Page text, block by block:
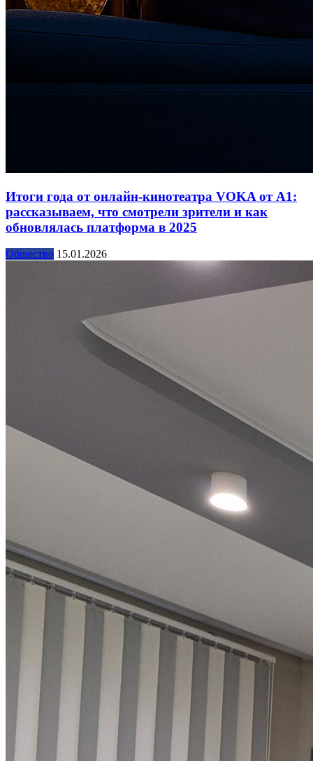
Итоги года от онлайн-кинотеатра VOKA от А1:
рассказываем, что смотрели зрители и как
обновлялась платформа в 2025
Общество 15.01.2026